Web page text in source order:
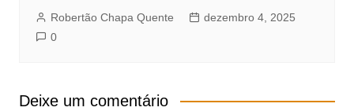
Robertão Chapa Quente
dezembro 4, 2025
0
Deixe um comentário